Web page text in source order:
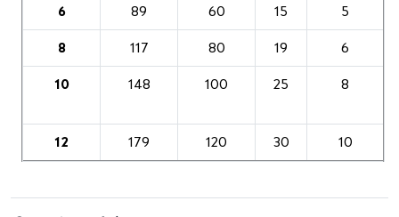
6
89 60 15
5
8
117 80 19
6
10
148 100 25 8
12 179 120 30 10